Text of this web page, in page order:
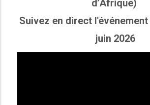
d’Afrique)
Suivez en direct
juin 2026